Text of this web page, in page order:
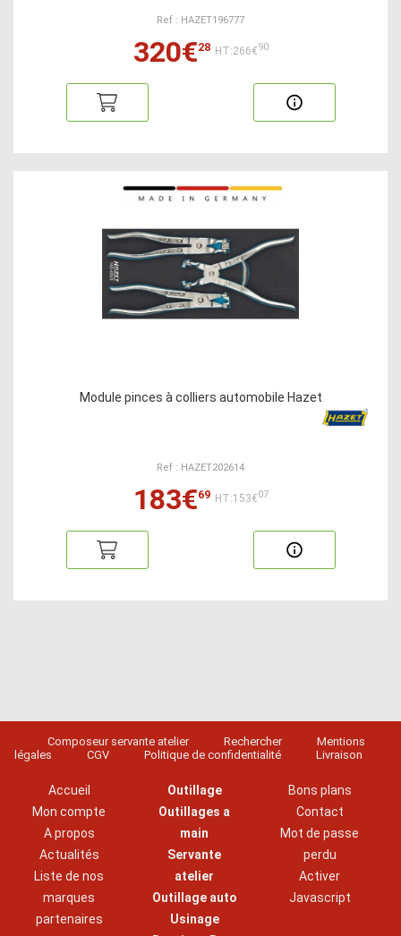
Ref : HAZET196777
320€28 HT:266€90
Module pinces à colliers automobile Hazet
Ref : HAZET202614
183€69 HT:153€07
Composeur servante atelier Rechercher
Mentions
légales
CGV Politique de confidentialité Livraison
Accueil
Mon compte
A propos
Actualités
Liste de nos
marques
partenaires
Outillage
Outillages a
main
Servante
atelier
Outillage auto
Usinage
Bons plans
Contact
Mot de passe
perdu
Activer
Javascript